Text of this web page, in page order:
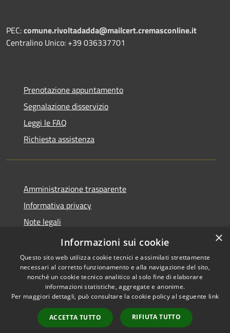
PEC:comune.rivoltadadda@mailcert.cremasconline.it
Centralino Unico: +39 036337701
Prenotazione appuntamento
Segnalazione disservizio
Leggi le FAQ
Richiesta assistenza
Amministrazione trasparente
Informativa privacy
Note legali
Dichiarazione di accessibilità
Accessibilità
Powered byMunicipium
Accesso redazione
×
Informazioni sui cookie
Questo sito web utilizza cookie tecnici e assimilati strettamente
necessari al corretto funzionamento e alla navigazione del sito,
nonché un cookie tecnico analitico al solo fine di elaborare
informazioni statistiche, aggregate e anonime.
Per maggiori dettagli, può consultare la cookie policy al seguente link
ACCETTA TUTTO RIFIUTA TUTTO